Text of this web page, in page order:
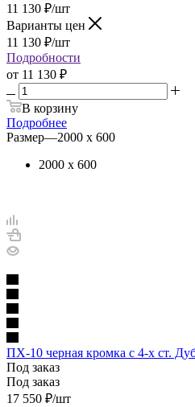
11 130 ₽/шт
Варианты цен
11 130 ₽/шт
Подробности
от 11 130 ₽
В корзину
Подробнее
Размер—2000 х 600
2000 х 600
ПХ-10 черная кромка с 4-х ст.
Под заказ
Под заказ
17 550 ₽/шт